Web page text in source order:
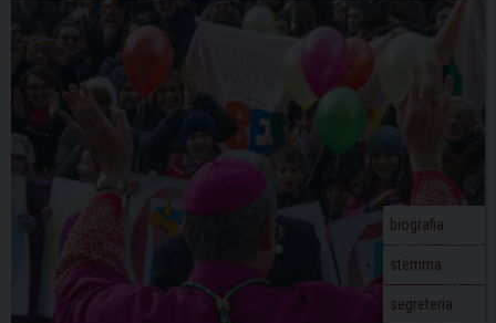
biografia
stemma
segreteria